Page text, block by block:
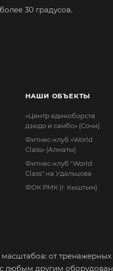
30 градусов.
НАШИ ОБЪЕКТЫ
«Центр единоборств
дзюдо и самбо» (Сочи)
Фитнес-клуб «World
Class» (Алматы)
Фитнес-клуб "World
Class" на Удальцова
ФОК РМК (г. Кыштым)
от
любым другим